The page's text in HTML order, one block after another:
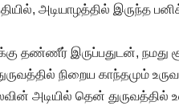
அடியாழத்தில் இருந்த
தண்ணீர் இருப்பதுடன், நமது
நிறைய காந்தமும்
அடியில் தென் துருவத்தில்